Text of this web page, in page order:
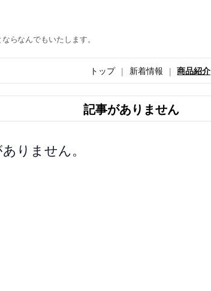
らなんでもいたします。
トップ 新着情報 商品紹介
記事がありません
りません。